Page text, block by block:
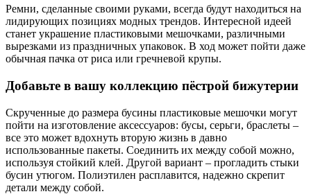
Ремни, сделанные своими руками, всегда будут находиться на
лидирующих позициях модных трендов. Интересной идеей
станет украшение пластиковыми мешочками, различными
вырезками из праздничных упаковок. В ход может пойти даже
обычная пачка от риса или гречневой крупы.
Добавьте в вашу коллекцию пёстрой бижутерии
Скрученные до размера бусины пластиковые мешочки могут
пойти на изготовление аксессуаров: бусы, серьги, браслеты –
все это может вдохнуть вторую жизнь в давно
использованные пакеты. Соединить их между собой можно,
используя стойкий клей. Другой вариант – прогладить стыки
бусин утюгом. Полиэтилен расплавится, надежно скрепит
детали между собой.